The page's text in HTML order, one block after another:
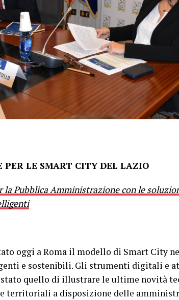
PER LE SMART CITY DEL LAZIO
la Pubblica Amministrazione con le
oggi a Roma il modello di Smart City
e sostenibili. Gli strumenti digitali e
stato quello di illustrare le ultime novità
territoriali a disposizione delle